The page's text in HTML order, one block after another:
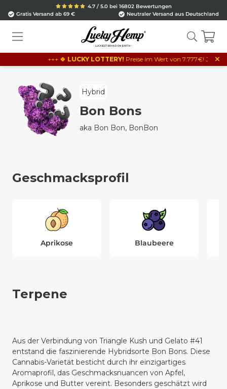
4.7 / 5.0 bei 16802 Bewertungen
Gratis Versand ab 69 €
Neutraler Versand aus Deutschland
+++ 🍀LUCKY LOTTERY!Preise im Wert von 7.777€! Je 10€ ×
Hybrid
Bon Bons
aka Bon Bon, BonBon
Geschmacksprofil
Aprikose Blaubeere
Terpene
Aus der Verbindung von Triangle Kush und Gelato #41
entstand die faszinierende Hybridsorte Bon Bons. Diese
Cannabis-Varietät besticht durch ihr einzigartiges
Aromaprofil, das Geschmacksnuancen von Apfel,
Aprikose und Butter vereint. Besonders geschätzt wird